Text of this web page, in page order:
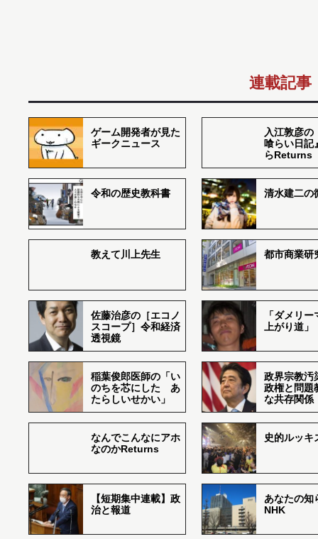
連載記事
ゲーム開発者が見た
ギークニュース
入江敦彦の
喰らい日記
らReturns
令和の歴史教科書 清水建二の
教えて川上先生 都市商業研
佐藤治彦の［エコノ
スコープ］令和経済
透視鏡
「ダメリ
上がり道」
稲葉俊郎医師の「い
のちを芯にした あ
たらしいせかい」
政界宗教汚
政権と問題
な共存関係
なんでこんなにアホ
なのかReturns
史的ルッキ
【短期集中連載】政
治と報道
あなたの知
NHK